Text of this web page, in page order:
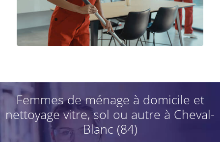
Femmes de ménage à domicile et
nettoyage vitre, sol ou autre à Cheval-
Blanc (84)